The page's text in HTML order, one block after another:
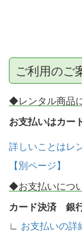
ご利用のご
◆レンタル商品
お支払いはカー
詳しいことはレ
【別ページ】
◆お支払いにつ
カード決済 銀
∟ お支払いの詳